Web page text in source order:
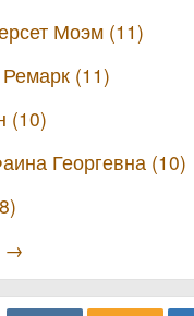
Моэм (11)
(11)
(10)
Георгевна (10)
→